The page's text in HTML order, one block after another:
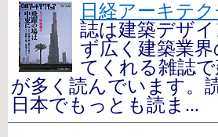
日経アーキテ
誌は建築デザ
ず広く建築業界
てくれる雑誌
が多く読んでいます。
日本でもっとも読ま...